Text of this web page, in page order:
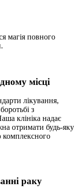
магія повного
місці
лікування,
з
клініка надає
отримати будь-яку
комплексного
раку